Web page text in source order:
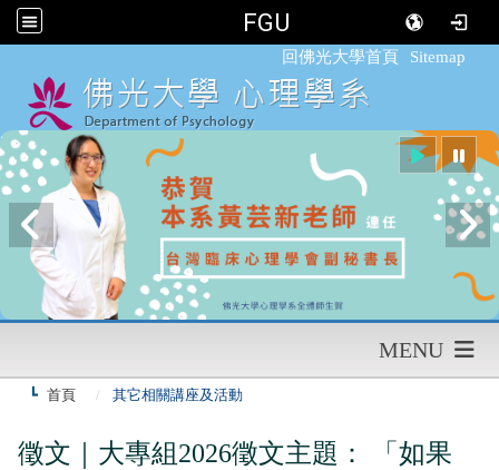
FGU
回佛光大學首頁 Sitemap
MENU
首頁 其它相關講座及活動
徵文｜大專組2026徵文主題： 「如果